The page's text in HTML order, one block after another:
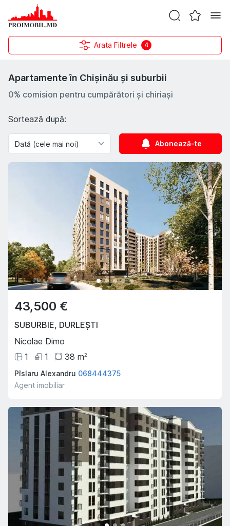
Arata Filtrele 4
Apartamente în Chișinău și suburbii
0% comision pentru cumpărători și chiriași
Sortează după:
Abonează-te
43,500 €
SUBURBIE, DURLEȘTI
Nicolae Dimo
1
1 38 m2
Pîslaru Alexandru 068444375
Agent imobiliar